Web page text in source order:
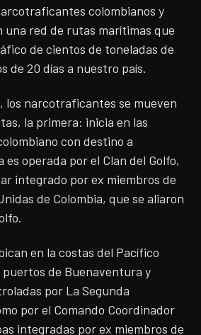
colombianos y
una red de rutas marítimas que
de cientos de toneladas de
de 20 días a nuestro país.
los narcotraficantes se mueven
la primera: inicia en las
con destino a
es operada por el Clan del Golfo,
integrado por ex miembros de
de Colombia, que se aliaron
en la costas del Pacífico
puertos de Buenaventura y
por La Segunda
por el Comando Coordinador
integradas por ex miembros de